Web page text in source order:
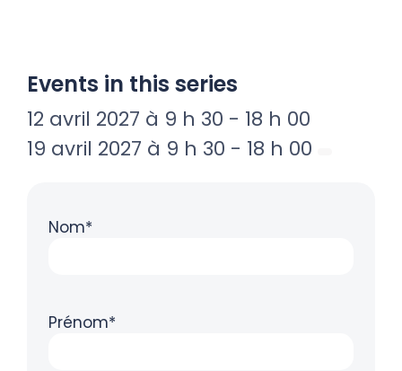
Events in this series
12 avril 2027 à 9 h 30 - 18 h 00
19 avril 2027 à 9 h 30 - 18 h 00
Nom*
Prénom*